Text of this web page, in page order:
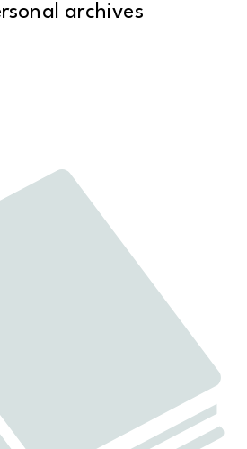
archives